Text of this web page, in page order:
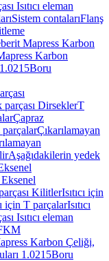
Isıtıcı eleman
Sistem contalarıFlanş
Mapress Karbon
Karbon
Boru
DirseklerT
Çapraz
parçalarÇıkarılamayan
Aşağıdakilerin yedek
KilitlerIsıtıcı için
için T parçalarIsıtıcı
Isıtıcı eleman
Karbon Çeliği,
1.0215Boru